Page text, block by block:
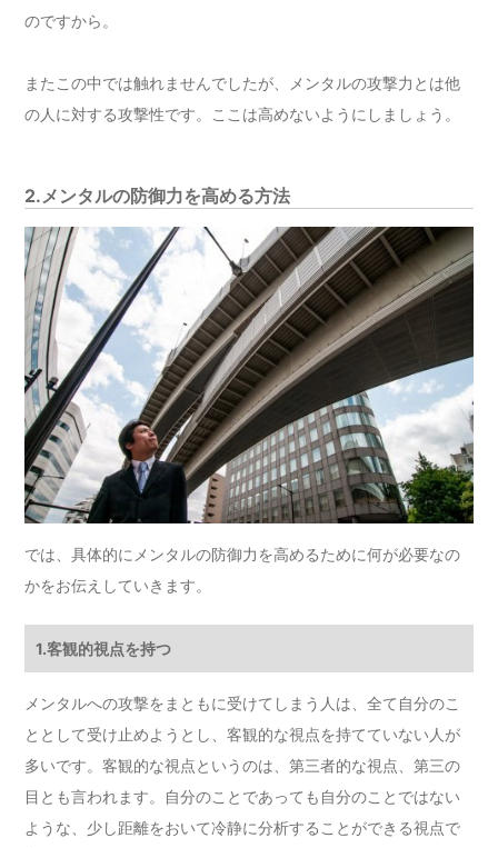
のですから。
またこの中では触れませんでしたが、メンタルの攻撃力とは他
の人に対する攻撃性です。ここは高めないようにしましょう。
2.メンタルの防御力を高める方法
では、具体的にメンタルの防御力を高めるために何が必要なの
かをお伝えしていきます。
1.客観的視点を持つ
メンタルへの攻撃をまともに受けてしまう人は、全て自分のこ
ととして受け止めようとし、客観的な視点を持てていない人が
多いです。客観的な視点というのは、第三者的な視点、第三の
目とも言われます。自分のことであっても自分のことではない
ような、少し距離をおいて冷静に分析することができる視点で